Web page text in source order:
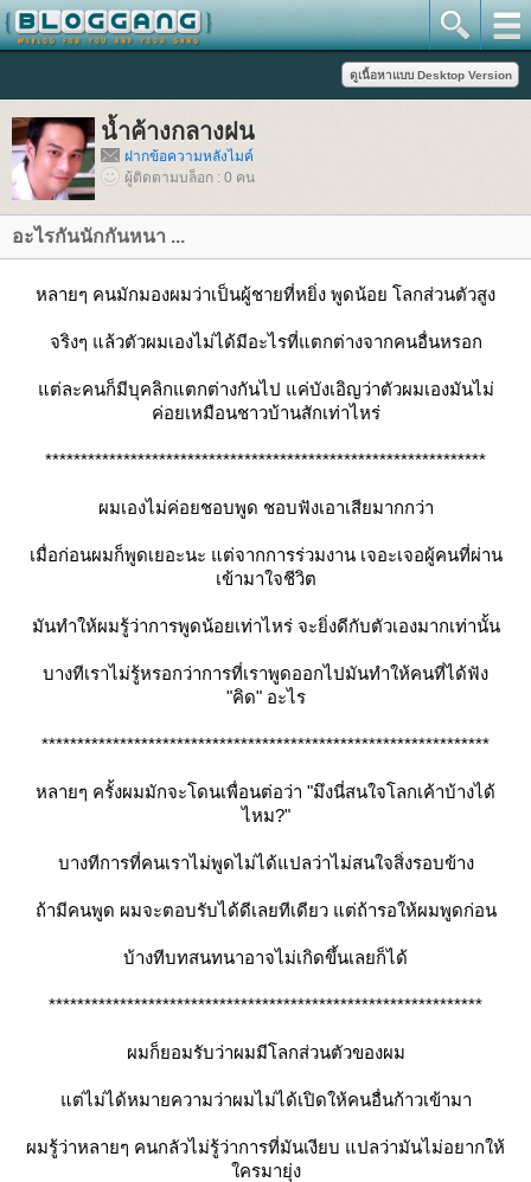
น้ำค้างกลางฝน
ฝากข้อความหลังไมค์
ผู้ติดตามบล็อก : 0 คน
อะไรกันนักกันหนา ...
หลายๆ คนมักมองผมว่าเป็นผู้ชายที่หยิ่ง พูดน้อย โลกส่วนตัวสูง
จริงๆ แล้วตัวผมเองไม่ได้มีอะไรที่แตกต่างจากคนอื่นหรอก
ต่ละคนก็มีบุคลิกแตกต่างกันไป แค่บังเอิญว่าตัวผมเองมันไม่
ค่อยเหมือนชาวบ้านสักเท่าไหร่
**************************************************************
ผมเองไม่ค่อยชอบพูด ชอบฟังเอาเสียมากกว่า
เมื่อก่อนผมก็พูดเยอะนะ แต่จากการร่วมงาน เจอะเจอผู้คนที่ผ่าน
เข้ามาใจชีวิต
มันทำให้ผมรู้ว่าการพูดน้อยเท่าไหร่ จะยิ่งดีกับตัวเองมากเท่านั้น
บางทีเราไม่รู้หรอกว่าการที่เราพูดออกไปมันทำให้คนที่ได้ฟัง
"คิด" อะไร
***************************************************************
หลายๆ ครั้งผมมักจะโดนเพื่อนต่อว่า "มึงนี่สนใจโลกเค้าบ้างได้
ไหม?"
บางทีการที่คนเราไม่พูดไม่ได้แปลว่าไม่สนใจสิ่งรอบข้าง
ถ้ามีคนพูด ผมจะตอบรับได้ดีเลยทีเดียว แต่ถ้ารอให้ผมพูดก่อน
บ้างทีบทสนทนาอาจไม่เกิดขึ้นเลยก็ได้
*************************************************************
ผมก็ยอมรับว่าผมมีโลกส่วนตัวของผม
ต่ไม่ได้หมายความว่าผมไม่ได้เปิดให้คนอื่นก้าวเข้ามา
ผมรู้ว่าหลายๆ คนกลัวไม่รู้ว่าการที่มันเงียบ แปลว่ามันไม่อยากให้
ครมายุ่ง